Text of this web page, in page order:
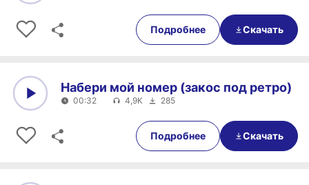
00:37
Подробнее Скачать
00:32
Набери мой номер (закос под ретро)
00:32 4,9K 285
Подробнее Скачать